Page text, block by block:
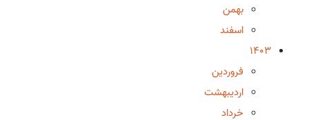
بهمن
اسفند
1403
فروردین
اردیبهشت
خرداد